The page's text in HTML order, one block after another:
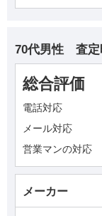
70代男性 査定
総合評価
電話対応
メール対応
営業マンの対応
メーカー